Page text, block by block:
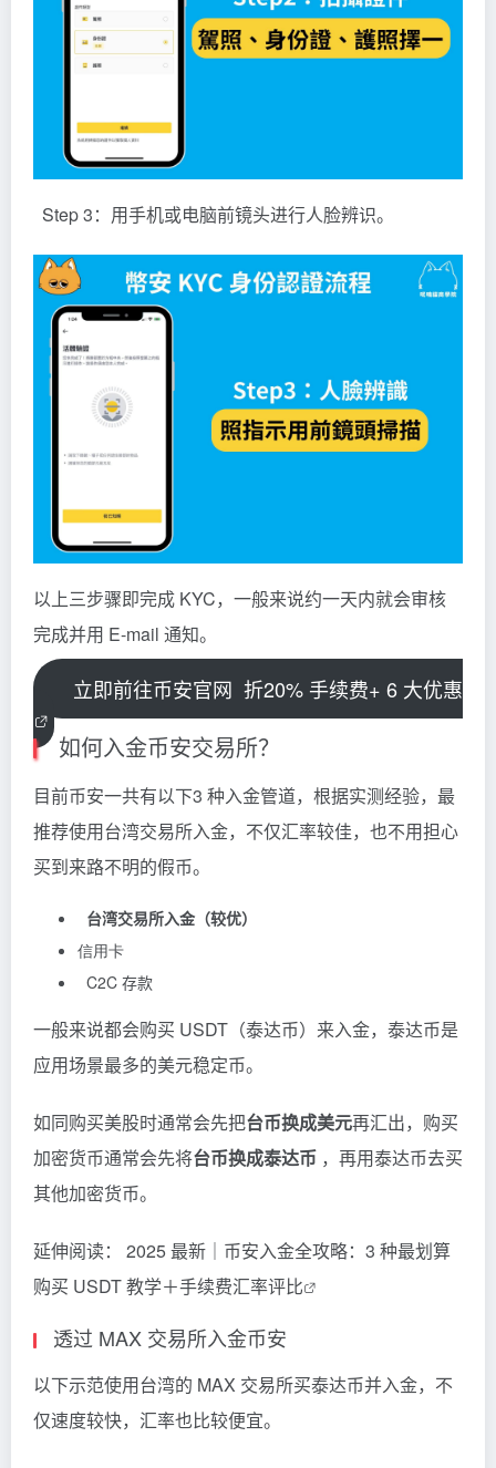
Step 3：用手机或电脑前镜头进行人脸辨识。
以上三步骤即完成 KYC，一般来说约一天内就会审核
完成并用 E-mail 通知。
立即前往币安官网 折20% 手续费+ 6 大优惠
如何入金币安交易所？
目前币安一共有以下3 种入金管道，根据实测经验，最
推荐使用台湾交易所入金，不仅汇率较佳，也不用担心
买到来路不明的假币。
台湾交易所入金（较优）
信用卡
C2C 存款
一般来说都会购买 USDT（泰达币）来入金，泰达币是
应用场景最多的美元稳定币。
如同购买美股时通常会先把台币换成美元再汇出，购买
加密货币通常会先将台币换成泰达币 ，再用泰达币去买
其他加密货币。
延伸阅读： 2025 最新｜币安入金全攻略：3 种最划算
购买 USDT 教学＋手续费汇率评比
透过 MAX 交易所入金币安
以下示范使用台湾的 MAX 交易所买泰达币并入金，不
仅速度较快，汇率也比较便宜。